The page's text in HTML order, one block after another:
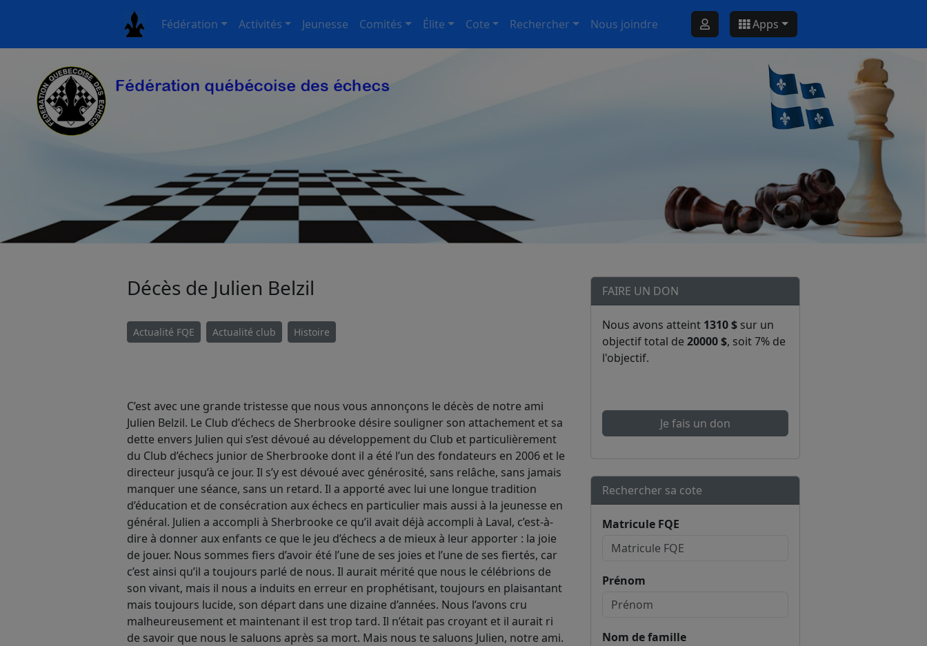
Fédération Activités Jeunesse Comités Élite Cote Rechercher Nous joindre Apps
Décès de Julien Belzil
Actualité FQE Actualité club Histoire
C’est avec une grande tristesse que nous vous annonçons le décès de notre ami
Julien Belzil. Le Club d’échecs de Sherbrooke désire souligner son attachement et sa
dette envers Julien qui s’est dévoué au développement du Club et particulièrement
du Club d’échecs junior de Sherbrooke dont il a été l’un des fondateurs en 2006 et le
directeur jusqu’à ce jour. Il s’y est dévoué avec générosité, sans relâche, sans jamais
manquer une séance, sans un retard. Il a apporté avec lui une longue tradition
d’éducation et de consécration aux échecs en particulier mais aussi à la jeunesse en
général. Julien a accompli à Sherbrooke ce qu’il avait déjà accompli à Laval, c’est-à-
dire à donner aux enfants ce que le jeu d’échecs a de mieux à leur apporter : la joie
de jouer. Nous sommes fiers d’avoir été l’une de ses joies et l’une de ses fiertés, car
c’est ainsi qu’il a toujours parlé de nous. Il aurait mérité que nous le célébrions de
son vivant, mais il nous a induits en erreur en prophétisant, toujours en plaisantant
mais toujours lucide, son départ dans une dizaine d’années. Nous l’avons cru
malheureusement et maintenant il est trop tard. Il n’était pas croyant et il aurait ri
de savoir que nous le saluons après sa mort. Mais nous te saluons Julien, notre ami.
FAIRE UN DON
Nous avons atteint 1310 $ sur un
objectif total de 20000 $, soit 7% de
l'objectif.
Je fais un don
Rechercher sa cote
Matricule FQE
Prénom
Nom de famille